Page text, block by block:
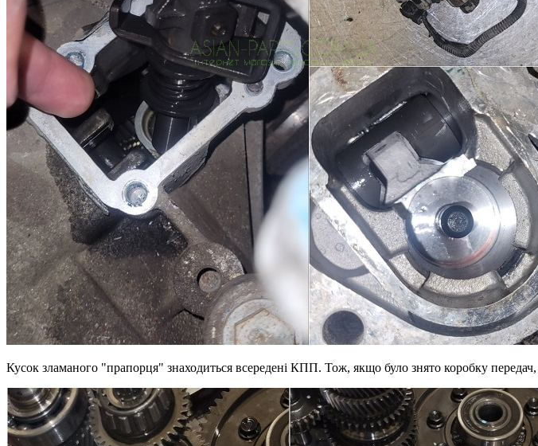
Кусок зламаного "прапорця" знаходиться всередені КПП. Тож, якщо було знято коробку